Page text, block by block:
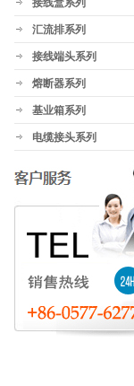
接线盒系列
汇流排系列
接线端头系列
熔断器系列
基业箱系列
电缆接头系列